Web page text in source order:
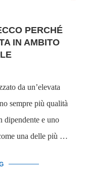
PERCHÉ
IN AMBITO
da un’elevata
sempre più qualità
dipendente e uno
una delle più …